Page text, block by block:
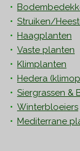
Struiken/
Haagplanten
Vaste planten
Klimplanten
Hedera
Siergrassen &
Winterbloeiers
Mediterrane